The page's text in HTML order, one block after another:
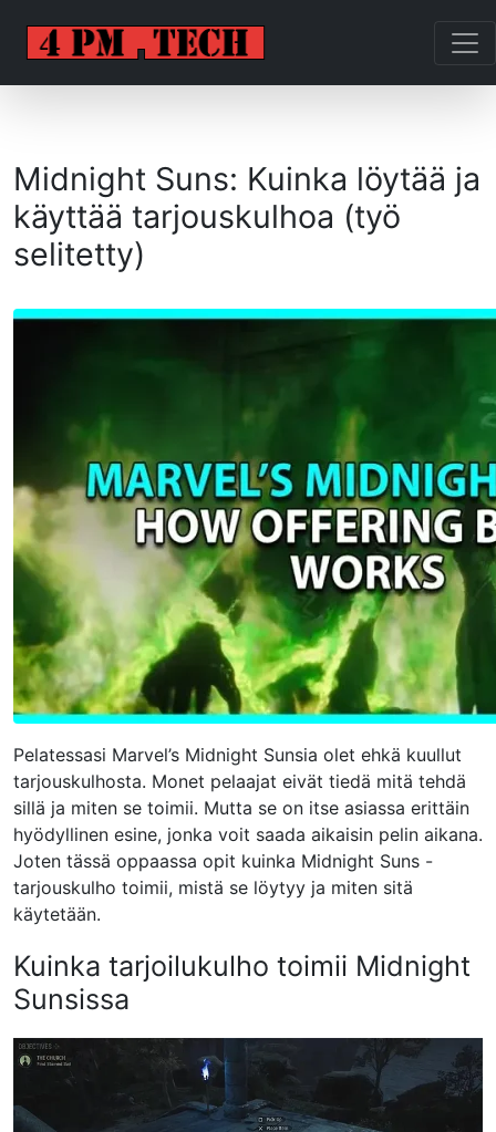
Midnight Suns: Kuinka löytää ja
käyttää tarjouskulhoa (työ
selitetty)
Pelatessasi Marvel’s Midnight Sunsia olet ehkä kuullut
tarjouskulhosta. Monet pelaajat eivät tiedä mitä tehdä
sillä ja miten se toimii. Mutta se on itse asiassa erittäin
hyödyllinen esine, jonka voit saada aikaisin pelin aikana.
Joten tässä oppaassa opit kuinka Midnight Suns -
tarjouskulho toimii, mistä se löytyy ja miten sitä
käytetään.
Kuinka tarjoilukulho toimii Midnight
Sunsissa